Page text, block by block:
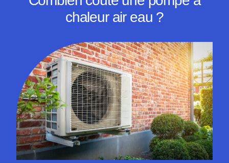
chaleur air eau ?